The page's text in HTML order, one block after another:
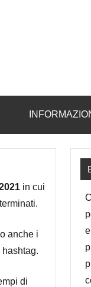
in cui
anche i
di